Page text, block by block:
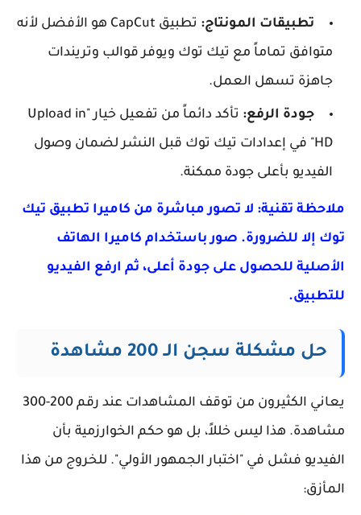
تطبيقات المونتاج:
تطبيق CapCut هو الأفضل لأنه
متوافق تماماً مع تيك توك ويوفر قوالب وتريندات
جاهزة تسهل العمل.
جودة الرفع:
تأكد دائماً من تفعيل خيار "Upload in
HD" في إعدادات تيك توك قبل النشر لضمان وصول
الفيديو بأعلى جودة ممكنة.
ملاحظة تقنية: لا تصور مباشرة من كاميرا تطبيق تيك
توك إلا للضرورة. صور باستخدام كاميرا الهاتف
الأصلية للحصول على جودة أعلى، ثم ارفع الفيديو
للتطبيق.
حل مشكلة سجن الـ 200 مشاهدة
يعاني الكثيرون من توقف المشاهدات عند رقم 200-300
مشاهدة. هذا ليس خللاً، بل هو حكم الخوارزمية بأن
الفيديو فشل في "اختبار الجمهور الأولي". للخروج من هذا
المأزق: